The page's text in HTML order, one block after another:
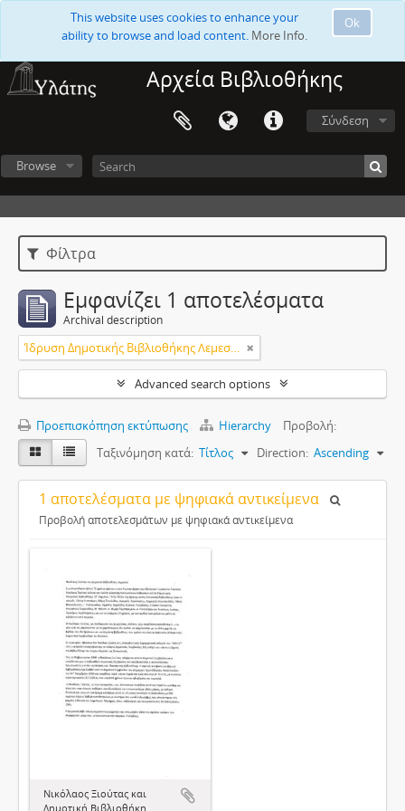
Ok
This website uses cookies to enhance your
ability to browse and load content. More Info.
Αρχεία Βιβλιοθήκης
Σύνδεση
Browse
Φίλτρα
Εμφανίζει 1 αποτελέσματα
Archival description
Ίδρυση Δημοτικής Βιβλιοθήκης Λεμεσού
Advanced search options
Προεπισκόπηση εκτύπωσης Hierarchy
Προβολή:
Ταξινόμηση κατά: Τίτλος Direction: Ascending
1 αποτελέσματα με ψηφιακά αντικείμενα
Προβολή αποτελεσμάτων με ψηφιακά αντικείμενα
Νικόλαος Ξιούτας και
Δημοτική Βιβλιοθήκη